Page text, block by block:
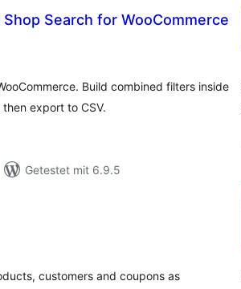
Search for WooCommerce
Build combined filters inside
export to CSV.
Getestet mit 6.9.5
customers and coupons as